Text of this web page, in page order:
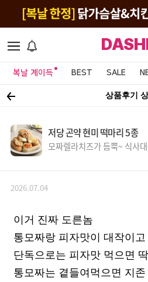
복날 계이득 BEST SALE
상품후기
저당 곤약 현미 떡마리 5종
모짜렐라치즈가 듬뿍~ 식사
2026.07.04
이거 진짜 도른놈
통모짜랑 피자맛이 대작이
단독으로는 피자맛 먹으면
통모짜는 곁들여먹으면 지존